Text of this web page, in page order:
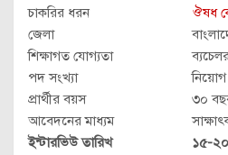
চাকরির ধরন
ঔষধ
জেলা
শিক্ষাগত যোগ্যতা
পদ সংখ্যা
নিয়োগ
প্রার্থীর বয়স
৩০
আবেদনের মাধ্যম
ইন্টারভিউ তারিখ
১৫-